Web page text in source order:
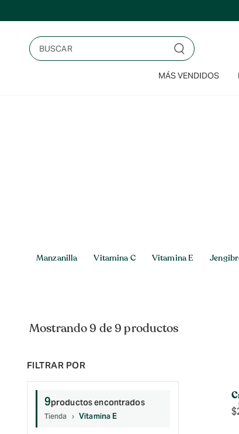
Buscar
MÁS VENDIDOS
Manzanilla Vitamina C Vitamina E
Mostrando 9 de 9 productos
9productos encontrados
Tienda Vitamina E $